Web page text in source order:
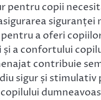
pentru copii
siguranței
a oferi
a confortului
contribuie
sigur și